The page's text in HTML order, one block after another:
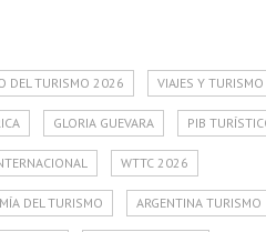
DEL TURISMO 2026 VIAJES Y TURISMO
GLORIA GUEVARA PIB
WTTC 2026
DEL TURISMO ARGENTINA TURISMO